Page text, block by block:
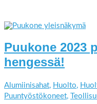
Puukone 2023
hengessä!
Alumiinisahat, Huolto,
Puuntyöstökoneet,